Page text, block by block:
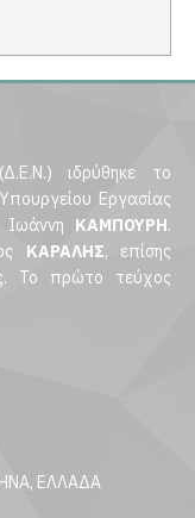
ιδρύθηκε το
Εργασίας
ΚΑΜΠΟΥΡΗ.
ΚΑΡΑΛΗΣ, επίσης
Το πρώτο τεύχος
ΕΛΛΑΔΑ